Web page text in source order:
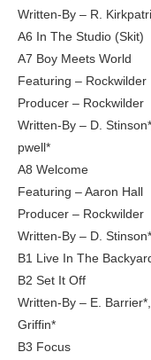
Written-By – R.
A6 In The Studio (Skit)
A7 Boy Meets World
Featuring – Rockwilder
Producer – Rockwilder
Written-By – D.
pwell*
A8 Welcome
Featuring – Aaron Hall
Producer – Rockwilder
Written-By – D. Stinson*
B1 Live In The
B2 Set It Off
Written-By – E.
Griffin*
B3 Focus